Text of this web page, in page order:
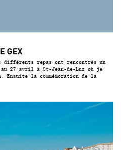
GEX
différents repas ont rencontrés un
au 27 avril à St-Jean-de-Luz où je
la commémoration de la